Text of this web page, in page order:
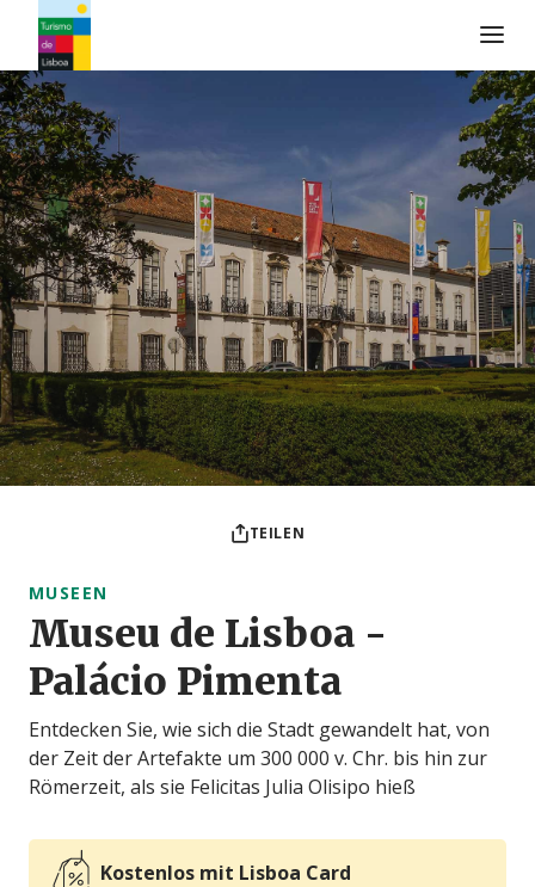
Turismo de Lisboa Logo
TEILEN
MUSEEN
Museu de Lisboa -
Palácio Pimenta
Entdecken Sie, wie sich die Stadt gewandelt hat, von
der Zeit der Artefakte um 300 000 v. Chr. bis hin zur
Römerzeit, als sie Felicitas Julia Olisipo hieß
Kostenlos mit Lisboa Card